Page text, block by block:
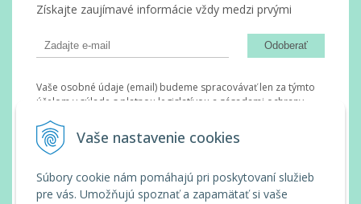
Vaše nastavenie cookies
Súbory cookie nám pomáhajú pri poskytovaní služieb
pre vás. Umožňujú spoznať a zapamätať si vaše
Získajte zaujímavé informácie vždy medzi prvými
Odoberať
Vaše osobné údaje (email) budeme spracovávať len za týmto
účelom v súlade s platnou legislatívou a zásadami ochrany
vám pošleme na váš email. Súhlas môžete kedykoľvek odvolať
písomne, emailom alebo kliknutím na odkaz z ktoréhokoľvek
informačného emailu.